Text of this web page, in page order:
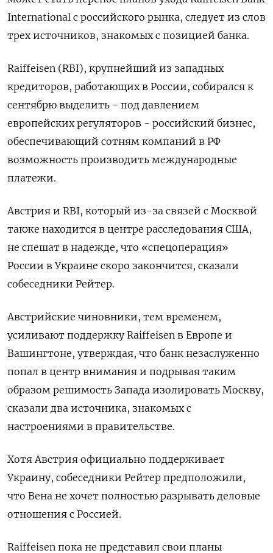
International с российского рынка, следует из слов
трех источников, знакомых с позицией банка.
Raiffeisen (RBI), крупнейший из западных
кредиторов, работающих в России, собирался к
сентябрю выделить - под давлением
европейских регуляторов - российский бизнес,
обеспечивающий сотням компаний в РФ
возможность производить международные
платежи.
Австрия и RBI, который из-за связей с Москвой
также находится в центре расследования США,
не спешат в надежде, что «спецоперация»
России в Украине скоро закончится, сказали
собеседники Рейтер.
Австрийские чиновники, тем временем,
усиливают поддержку Raiffeisen в Европе и
Вашингтоне, утверждая, что банк незаслуженно
попал в центр внимания и подрывая таким
образом решимость Запада изолировать Москву,
сказали два источника, знакомых с
настроениями в правительстве.
Хотя Австрия официально поддерживает
Украину, собеседники Рейтер предположили,
что Вена не хочет полностью разрывать деловые
отношения с Россией.
Raiffeisen пока не представил свои планы